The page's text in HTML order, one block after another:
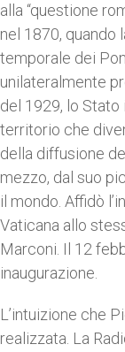
alla “questione
nel 1870, quando
temporale dei
unilateralmente
del 1929, lo
territorio che
della diffusione
mezzo, dal suo
il mondo. Affidò
Vaticana allo
Marconi. Il 12
inaugurazione.
L’intuizione che
realizzata. La